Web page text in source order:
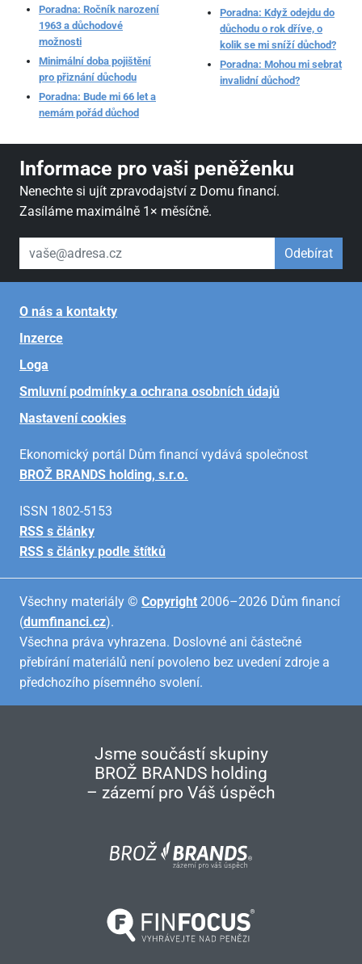
Poradna: Ročník narození
1963 a důchodové
možnosti
Minimální doba pojištění
pro přiznání důchodu
Poradna: Bude mi 66 let a
nemám pořád důchod
Poradna: Když odejdu do
důchodu o rok dříve, o
kolik se mi sníží důchod?
Poradna: Mohou mi sebrat
invalidní důchod?
Informace pro vaši peněženku
Nenechte si ujít zpravodajství z Domu financí.
Zasíláme maximálně 1× měsíčně.
váš email Odebírat
O nás a kontakty
Inzerce
Loga
Smluvní podmínky a ochrana osobních údajů
Nastavení cookies
Ekonomický portál Dům financí vydává společnost
BROŽ BRANDS holding, s.r.o.
ISSN 1802-5153
RSS s články
RSS s články podle štítků
Všechny materiály © Copyright 2006–2026 Dům financí
(dumfinanci.cz).
Všechna práva vyhrazena. Doslovné ani částečné
přebírání materiálů není povoleno bez uvedení zdroje a
předchozího písemného svolení.
Jsme součástí skupiny
BROŽ BRANDS holding
– zázemí pro Váš úspěch